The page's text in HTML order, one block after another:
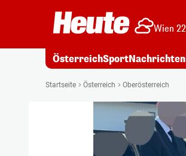
Wien
ÖsterreichSportNachrichten
Startseite Österreich Oberösterreich